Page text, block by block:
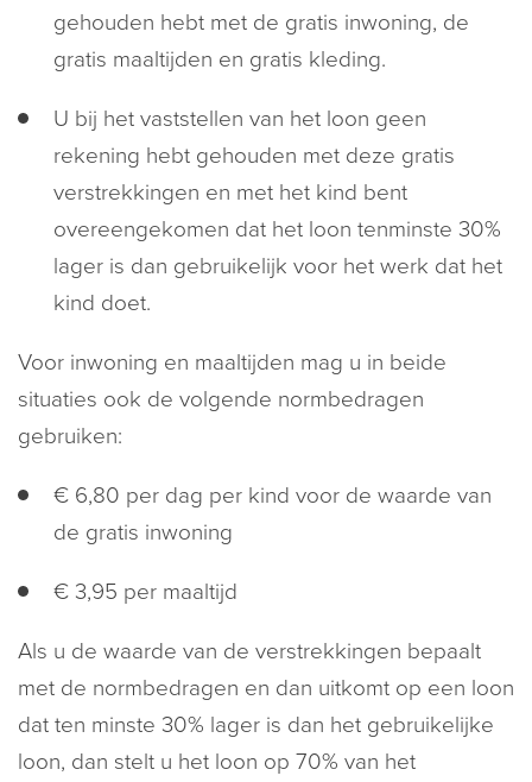
gehouden hebt met de gratis inwoning, de
gratis maaltijden en gratis kleding.
U bij het vaststellen van het loon geen
rekening hebt gehouden met deze gratis
verstrekkingen en met het kind bent
overeengekomen dat het loon tenminste 30%
lager is dan gebruikelijk voor het werk dat het
kind doet.
Voor inwoning en maaltijden mag u in beide
situaties ook de volgende normbedragen
gebruiken:
€ 6,80 per dag per kind voor de waarde van
de gratis inwoning
€ 3,95 per maaltijd
Als u de waarde van de verstrekkingen bepaalt
met de normbedragen en dan uitkomt op een loon
dat ten minste 30% lager is dan het gebruikelijke
loon, dan stelt u het loon op 70% van het